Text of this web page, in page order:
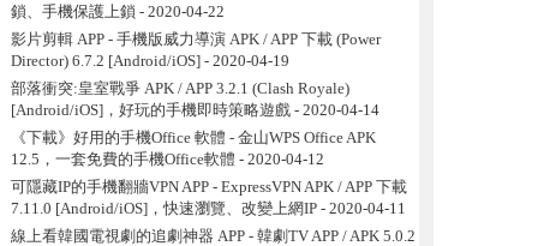
鎖、手機保護上鎖 - 2020-04-22
影片剪輯 APP - 手機版威力導演 APK / APP 下載 (Power
Director) 6.7.2 [Android/iOS]- 2020-04-19
部落衝突:皇室戰爭 APK / APP 3.2.1 (Clash Royale)
[Android/iOS]，好玩的手機即時策略遊戲- 2020-04-14
《下載》好用的手機Office 軟體 - 金山WPS Office APK
12.5，一套免費的手機Office軟體 - 2020-04-12
可隱藏IP的手機翻牆VPN APP - ExpressVPN APK / APP 下載
7.11.0 [Android/iOS]，快速瀏覽、改變上網IP- 2020-04-11
線上看韓國電視劇的追劇神器 APP - 韓劇TV APP / APK 5.0.2